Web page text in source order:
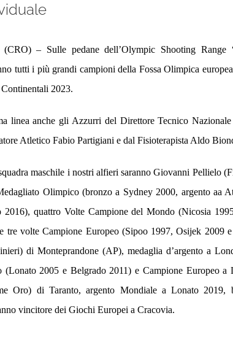
(CRO) – Sulle pedane dell’Olympic Shooting Range
tutti i più grandi campioni della Fossa Olimpica
2023.
linea anche gli Azzurri del Direttore Tecnico
Atletico Fabio Partigiani e dal Fisioterapista Aldo
maschile i nostri alfieri saranno Giovanni Pellielo
Olimpico (bronzo a Sydney 2000, argento aa
2016), quattro Volte Campione del Mondo (Nicosia
tre volte Campione Europeo (Sipoo 1997, Osijek 2009
di Monteprandone (AP), medaglia d’argento a
(Lonato 2005 e Belgrado 2011) e Campione Europeo
Oro) di Taranto, argento Mondiale a Lonato 2019,
vincitore dei Giochi Europei a Cracovia.